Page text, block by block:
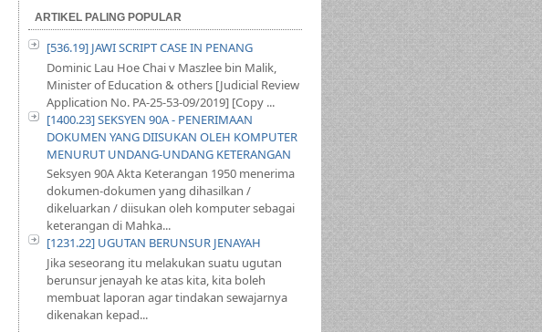
ARTIKEL PALING POPULAR
[536.19] JAWI SCRIPT CASE IN PENANG
Dominic Lau Hoe Chai v Maszlee bin Malik,
Minister of Education & others [Judicial Review
Application No. PA-25-53-09/2019] [Copy ...
[1400.23] SEKSYEN 90A - PENERIMAAN
DOKUMEN YANG DIISUKAN OLEH KOMPUTER
MENURUT UNDANG-UNDANG KETERANGAN
Seksyen 90A Akta Keterangan 1950 menerima
dokumen-dokumen yang dihasilkan /
dikeluarkan / diisukan oleh komputer sebagai
keterangan di Mahka...
[1231.22] UGUTAN BERUNSUR JENAYAH
Jika seseorang itu melakukan suatu ugutan
berunsur jenayah ke atas kita, kita boleh
membuat laporan agar tindakan sewajarnya
dikenakan kepad...